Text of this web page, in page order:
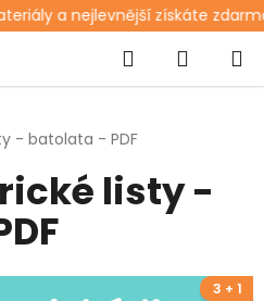
a nejlevnější získáte
Hledat
KOŠÍK
- batolata - PDF
listy -
3 + 1